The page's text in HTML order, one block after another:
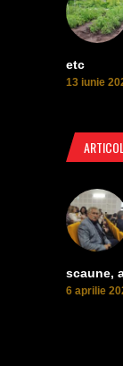
etc
13 iunie
scaune,
6 aprilie